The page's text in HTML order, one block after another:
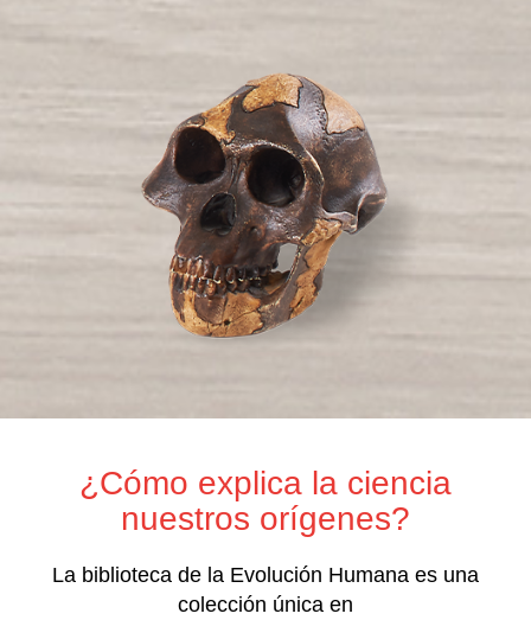
¿Cómo explica la ciencia
nuestros orígenes?
La biblioteca de la Evolución Humana es una
colección única en